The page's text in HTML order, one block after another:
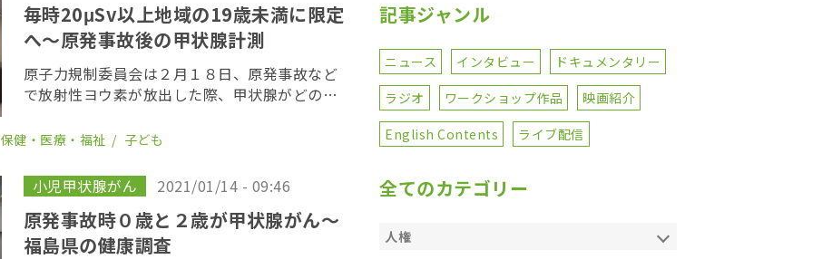
毎時20μSv以上地域の19歳未満に限定
へ〜原発事故後の甲状腺計測
原子力規制委員会は２月１８日、原発事故など
で放射性ヨウ素が放出した際、甲状腺がどの程
る会合を開催し、計測対象者について検討し
た。計測の対 […]
保健・医療・福祉 子ども
小児甲状腺がん 2021/01/14 - 09:46
原発事故時０歳と２歳が甲状腺がん〜
福島県の健康調査
記事ジャンル
ニュース インタビュー
ドキュメンタリー
ラジオ
ワークショップ作品
映画紹介
English Contents
ライブ配信
全てのカテゴリー
人権